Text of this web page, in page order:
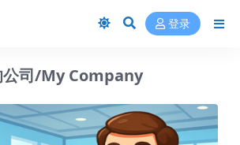
登录
公司/My Company